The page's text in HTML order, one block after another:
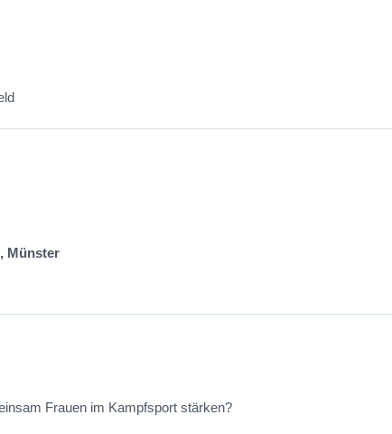
Münster
Frauen im Kampfsport stärken?